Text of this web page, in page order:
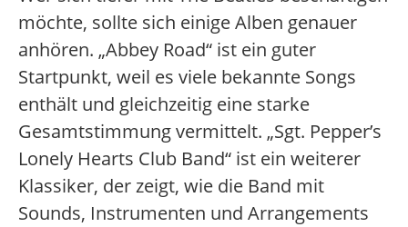
möchte, sollte sich einige Alben genauer
anhören. „Abbey Road“ ist ein guter
Startpunkt, weil es viele bekannte Songs
enthält und gleichzeitig eine starke
Gesamtstimmung vermittelt. „Sgt. Pepper’s
Lonely Hearts Club Band“ ist ein weiterer
Klassiker, der zeigt, wie die Band mit
Sounds, Instrumenten und Arrangements